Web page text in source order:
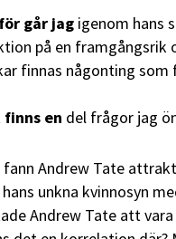
går jag igenom hans
på en framgångsrik
finnas någonting
finns en del frågor jag
fann Andrew Tate
hans unkna kvinnosyn
Andrew Tate att